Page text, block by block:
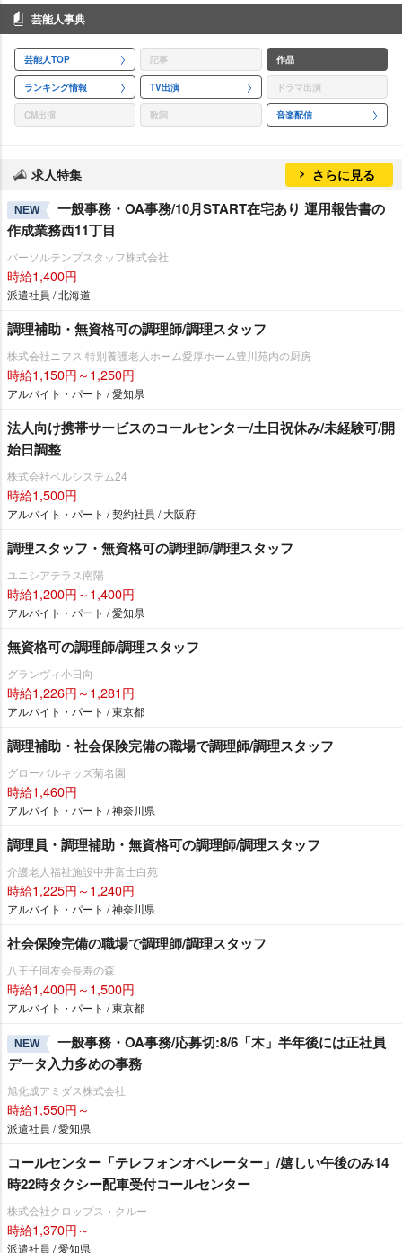
芸能人事典
芸能人TOP 記事 作品
ランキング情報 TV出演 ドラマ出演
CM出演 歌詞 音楽配信
求人特集 さらに見る
NEW
一般事務・OA事務/10月START在宅あり 運用報告書の
作成業務西11丁目
パーソルテンプスタッフ株式会社
時給1,400円
派遣社員 / 北海道
調理補助・無資格可の調理師/調理スタッフ
株式会社ニフス 特別養護老人ホーム愛厚ホーム豊川苑内の厨房
時給1,150円～1,250円
アルバイト・パート / 愛知県
法人向け携帯サービスのコールセンター/土日祝休み/未経験可/開
始日調整
株式会社ベルシステム24
時給1,500円
アルバイト・パート / 契約社員 / 大阪府
調理スタッフ・無資格可の調理師/調理スタッフ
ユニシアテラス南陽
時給1,200円～1,400円
アルバイト・パート / 愛知県
無資格可の調理師/調理スタッフ
グランヴィ小日向
時給1,226円～1,281円
アルバイト・パート / 東京都
調理補助・社会保険完備の職場で調理師/調理スタッフ
グローバルキッズ菊名園
時給1,460円
アルバイト・パート / 神奈川県
調理員・調理補助・無資格可の調理師/調理スタッフ
介護老人福祉施設中井富士白苑
時給1,225円～1,240円
アルバイト・パート / 神奈川県
社会保険完備の職場で調理師/調理スタッフ
八王子同友会長寿の森
時給1,400円～1,500円
アルバイト・パート / 東京都
NEW
一般事務・OA事務/応募切:8/6「木」半年後には正社員
データ入力多めの事務
旭化成アミダス株式会社
時給1,550円～
派遣社員 / 愛知県
コールセンター「テレフォンオペレーター」/嬉しい午後のみ14
時22時タクシー配車受付コールセンター
株式会社クロップス・クルー
時給1,370円～
派遣社員 / 愛知県